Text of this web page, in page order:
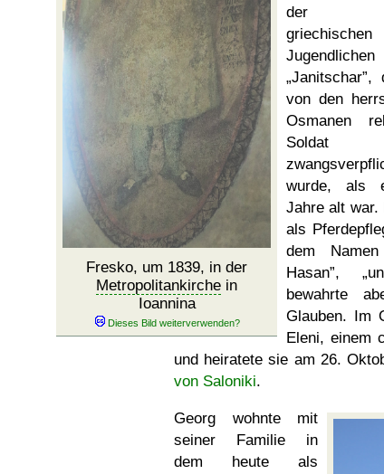
Fresko, um 1839, in der
Metropolitankirche in
Ioannina
der
griechischen
Janitschar ,
von den
Osmanen
Soldat
wurde, als
Jahre alt war.
als
dem Namen
Hasan ,
bewahrte
Glauben. Im
Eleni, einem
und heiratete sie am 26.
von Saloniki.
Georg wohnte mit
seiner Familie in
dem heute als